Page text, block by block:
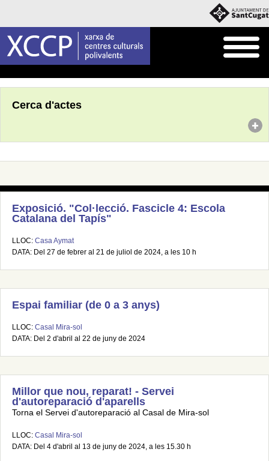
Cerca d'actes
Exposició. "Col·lecció. Fascicle 4: Escola
Catalana del Tapís"
LLOC: Casa Aymat
DATA: Del 27 de febrer al 21 de juliol de 2024, a les 10 h
Espai familiar (de 0 a 3 anys)
LLOC: Casal Mira-sol
DATA: Del 2 d'abril al 22 de juny de 2024
Millor que nou, reparat! - Servei
d'autoreparació d'aparells
Torna el Servei d'autoreparació al Casal de Mira-sol
LLOC: Casal Mira-sol
DATA: Del 4 d'abril al 13 de juny de 2024, a les 15.30 h